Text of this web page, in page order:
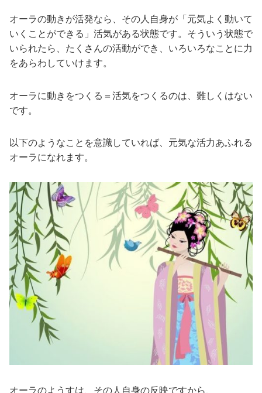
オーラの動きが活発なら、その人自身が「元気よく動いて
いくことができる」活気がある状態です。そういう状態で
いられたら、たくさんの活動ができ、いろいろなことに力
をあらわしていけます。
オーラに動きをつくる＝活気をつくるのは、難しくはない
です。
以下のようなことを意識していれば、元気な活力あふれる
オーラになれます。
オーラのようすは、その人自身の反映ですから、